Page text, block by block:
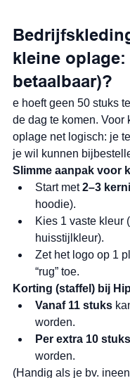
kleine
betaalbaar)?
e hoeft geen 50 stuks
de dag te komen.
oplage net logisch: je
je wil kunnen
Slimme aanpak voor
Start met 2–3
hoodie).
Kies 1 vaste kleur
huisstijlkleur).
Zet het logo op 1
“rug” toe.
Korting (staffel) bij
Vanaf 11 stuks
worden.
Per extra 10 stuks
worden.
(Handig als je bv.